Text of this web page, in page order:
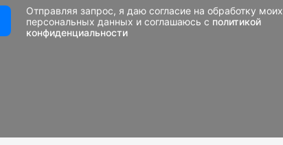
Отправляя запрос, я даю согласие на обработку моих
персональных данных и соглашаюсь с политикой
конфиденциальности